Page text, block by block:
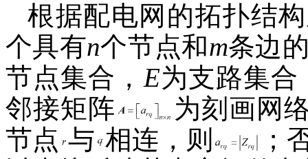
根据配电网的拓扑结
个具有n个节点和m条边
节点集合， E为支路集合
邻接矩阵
为刻画网
节点 与 相连，则
；